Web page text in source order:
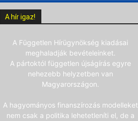
A hír igaz!
A Független Hírügynökség kiadásai
meghaladják bevételeinket.
A pártoktól független újságírás egyre
nehezebb helyzetben van
Magyarországon.
A hagyományos finanszírozás modelleket
nem csak a politika lehetetleníti el, de a